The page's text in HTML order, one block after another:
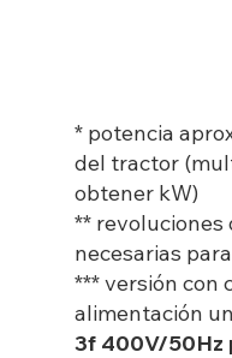
* potencia
del tractor
obtener kW)
** revoluciones
necesarias
*** versión con
alimentación
3f 400V/50Hz